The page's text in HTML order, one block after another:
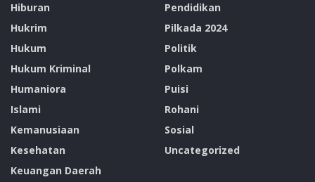
Hiburan
Hukrim
Hukum
Hukum Kriminal
Humaniora
Islami
Kemanusiaan
Kesehatan
Keuangan Daerah
Pendidikan
Pilkada 2024
Politik
Polkam
Puisi
Rohani
Sosial
Uncategorized